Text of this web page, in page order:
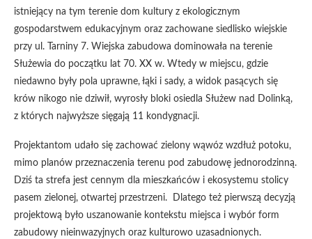
istniejący na tym terenie dom kultury z ekologicznym
gospodarstwem edukacyjnym oraz zachowane siedlisko wiejskie
przy ul. Tarniny 7. Wiejska zabudowa dominowała na terenie
Służewia do początku lat 70. XX w. Wtedy w miejscu, gdzie
niedawno były pola uprawne, łąki i sady, a widok pasących się
krów nikogo nie dziwił, wyrosły bloki osiedla Służew nad Dolinką,
z których najwyższe sięgają 11 kondygnacji.
Projektantom udało się zachować zielony wąwóz wzdłuż potoku,
mimo planów przeznaczenia terenu pod zabudowę jednorodzinną.
Dziś ta strefa jest cennym dla mieszkańców i ekosystemu stolicy
pasem zielonej, otwartej przestrzeni. Dlatego też pierwszą decyzją
projektową było uszanowanie kontekstu miejsca i wybór form
zabudowy nieinwazyjnych oraz kulturowo uzasadnionych.